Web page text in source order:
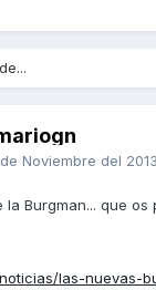
Noviembre del 2013
Burgman... que os
las-nuevas-